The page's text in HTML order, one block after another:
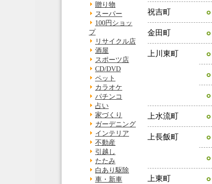
贈り物
スーパー
100円ショッ
プ
リサイクル店
酒屋
スポーツ店
CD/DVD
ペット
カラオケ
パチンコ
占い
家づくり
ガーデニング
インテリア
不動産
引越し
たたみ
白あり駆除
車・新車
祝吉町
金田町
上川東町
上水流町
上長飯町
上東町